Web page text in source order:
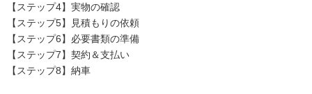
【ステップ4】実物の確認
【ステップ5】見積もりの依頼
【ステップ6】必要書類の準備
【ステップ7】契約＆支払い
【ステップ8】納車